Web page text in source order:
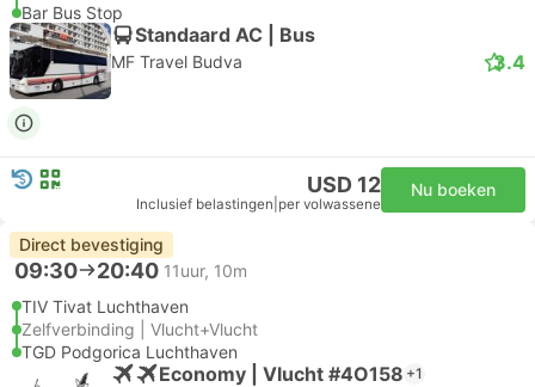
Bar Bus Stop
Standaard AC | Bus
MF Travel Budva 3.4
USD 12
Inclusief belastingen per volwassene
Nu boeken
Direct bevestiging
09:30 20:40 11uur, 10m
TIV Tivat Luchthaven
Zelfverbinding | Vlucht+Vlucht
TGD Podgorica Luchthaven
Economy | Vlucht #4O158 +1